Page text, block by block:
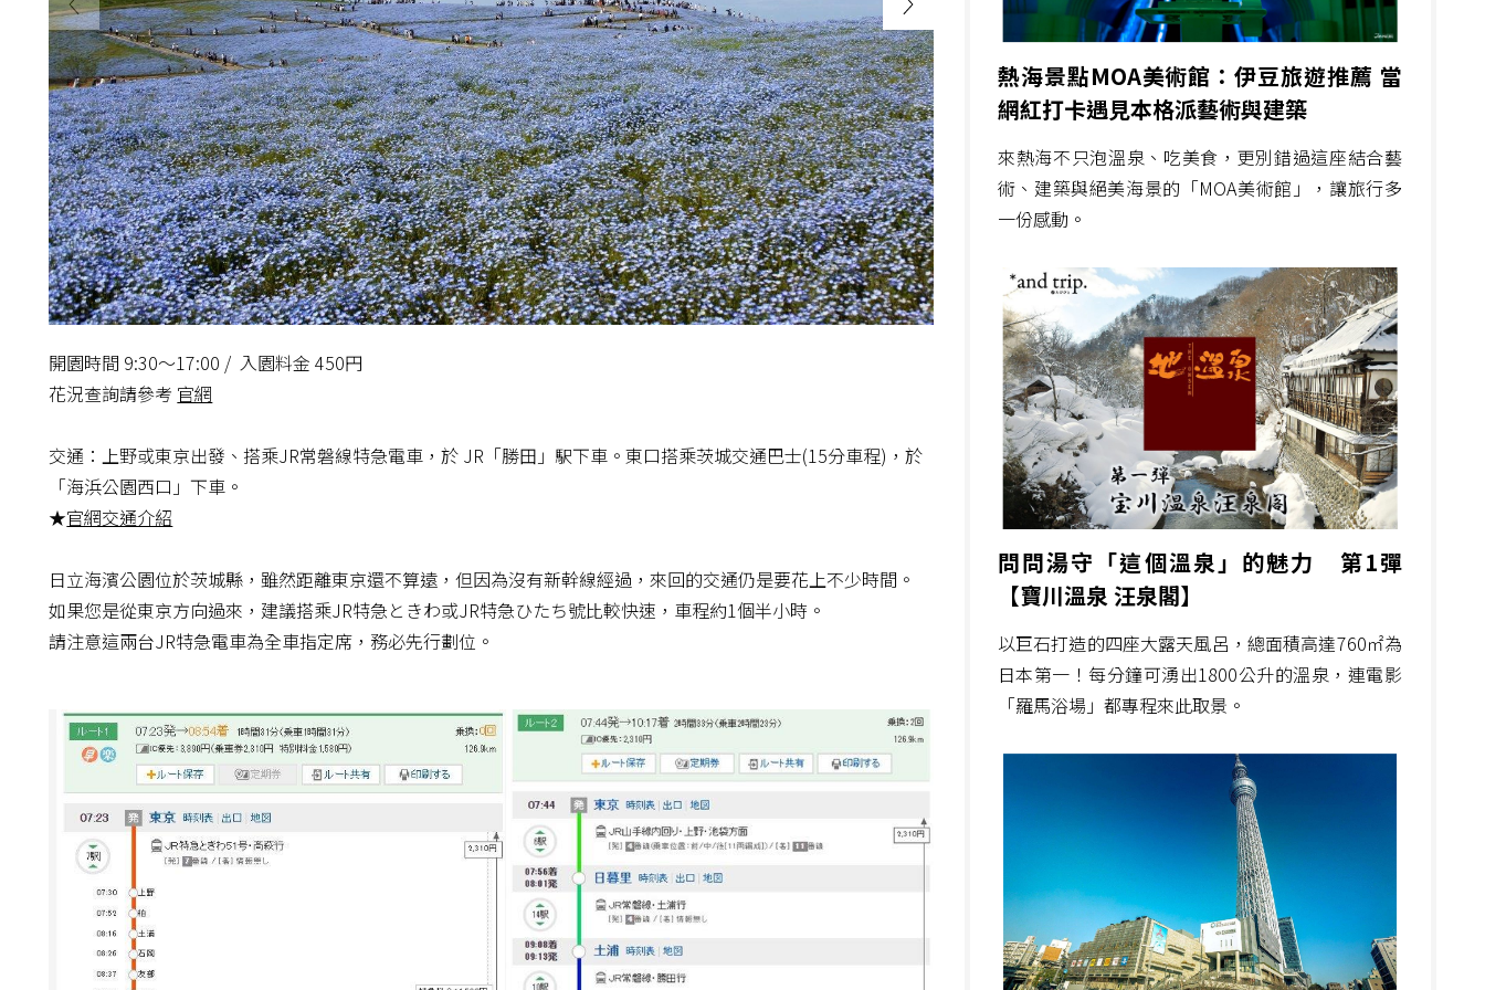
開園時間 9:30〜17:00 / 入園料金 450円
花況查詢請參考 官網
交通：上野或東京出發、搭乘JR常磐線特急電車，於 JR「勝田」駅下車。東口搭乘茨城交通巴士(15分車程)，於
「海浜公園西口」下車。
★官網交通介紹
日立海濱公園位於茨城縣，雖然距離東京還不算遠，但因為沒有新幹線經過，來回的交通仍是要花上不少時間。
如果您是從東京方向過來，建議搭乘JR特急ときわ或JR特急ひたち號比較快速，車程約1個半小時。
請注意這兩台JR特急電車為全車指定席，務必先行劃位。
熱海景點MOA美術館：伊豆旅遊推薦 當
網紅打卡遇見本格派藝術與建築
來熱海不只泡溫泉、吃美食，更別錯過這座結合藝
術、建築與絕美海景的「MOA美術館」，讓旅行多
一份感動。
問問湯守「這個溫泉」的魅力 第1彈
【寶川溫泉 汪泉閣】
以巨石打造的四座大露天風呂，總面積高達760㎡為
日本第一！每分鐘可湧出1800公升的溫泉，連電影
「羅馬浴場」都專程來此取景。